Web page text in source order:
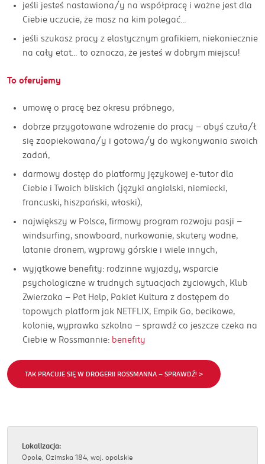
jeśli jesteś nastawiona/y na współpracę i ważne jest dla
Ciebie uczucie, że masz na kim polegać…
jeśli szukasz pracy z elastycznym grafikiem, niekoniecznie
na cały etat… to oznacza, że jesteś w dobrym miejscu!
To oferujemy
umowę o pracę bez okresu próbnego,
dobrze przygotowane wdrożenie do pracy - abyś czuła/ł
się zaopiekowana/y i gotowa/y do wykonywania swoich
zadań,
darmowy dostęp do platformy językowej e-tutor dla
Ciebie i Twoich bliskich (języki angielski, niemiecki,
francuski, hiszpański, włoski),
największy w Polsce, firmowy program rozwoju pasji –
windsurfing, snowboard, nurkowanie, skutery wodne,
latanie dronem, wyprawy górskie i wiele innych,
wyjątkowe benefity: rodzinne wyjazdy, wsparcie
psychologiczne w trudnych sytuacjach życiowych, Klub
Zwierzaka – Pet Help, Pakiet Kultura z dostępem do
topowych platform jak NETFLIX, Empik Go, becikowe,
kolonie, wyprawka szkolna – sprawdź co jeszcze czeka na
Ciebie w Rossmannie: benefity
TAK PRACUJE SIĘ W DROGERII ROSSMANNA - SPRAWDŹ! >
Lokalizacja:
Opole, Ozimska 184, woj. opolskie